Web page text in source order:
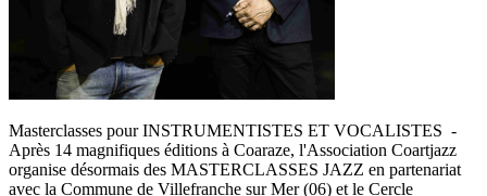
Masterclasses pour INSTRUMENTISTES ET VOCALISTES -
Après 14 magnifiques éditions à Coaraze, l'Association Coartjazz
organise désormais des MASTERCLASSES JAZZ en partenariat
avec la Commune de Villefranche sur Mer (06) et le Cercle